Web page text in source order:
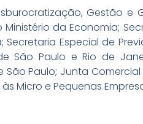
Gestão e
da Economia;
Especial de
São Paulo e Rio de
Paulo; Junta
Micro e Pequenas